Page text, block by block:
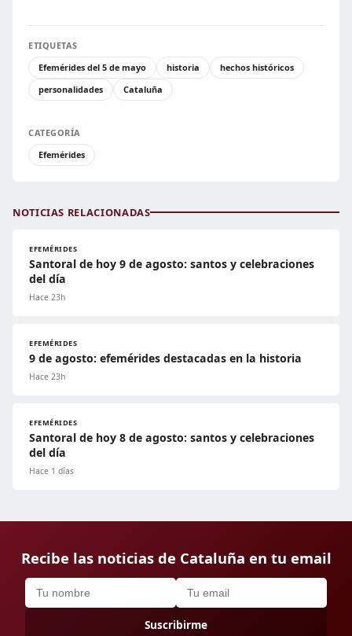
ETIQUETAS
Efemérides del 5 de mayo
historia
hechos históricos
personalidades
Cataluña
CATEGORÍA
Efemérides
NOTICIAS RELACIONADAS
EFEMÉRIDES
Santoral de hoy 9 de agosto: santos y celebraciones
del día
Hace 23h
EFEMÉRIDES
9 de agosto: efemérides destacadas en la historia
Hace 23h
EFEMÉRIDES
Santoral de hoy 8 de agosto: santos y celebraciones
del día
Hace 1 días
Recibe las noticias de Cataluña en tu email
Suscribirme